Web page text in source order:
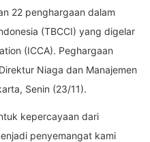
22 penghargaan dalam
(TBCCI) yang digelar
(ICCA). Peghargaan
Niaga dan Manajemen
Senin (23/11).
kepercayaan dari
penyemangat kami